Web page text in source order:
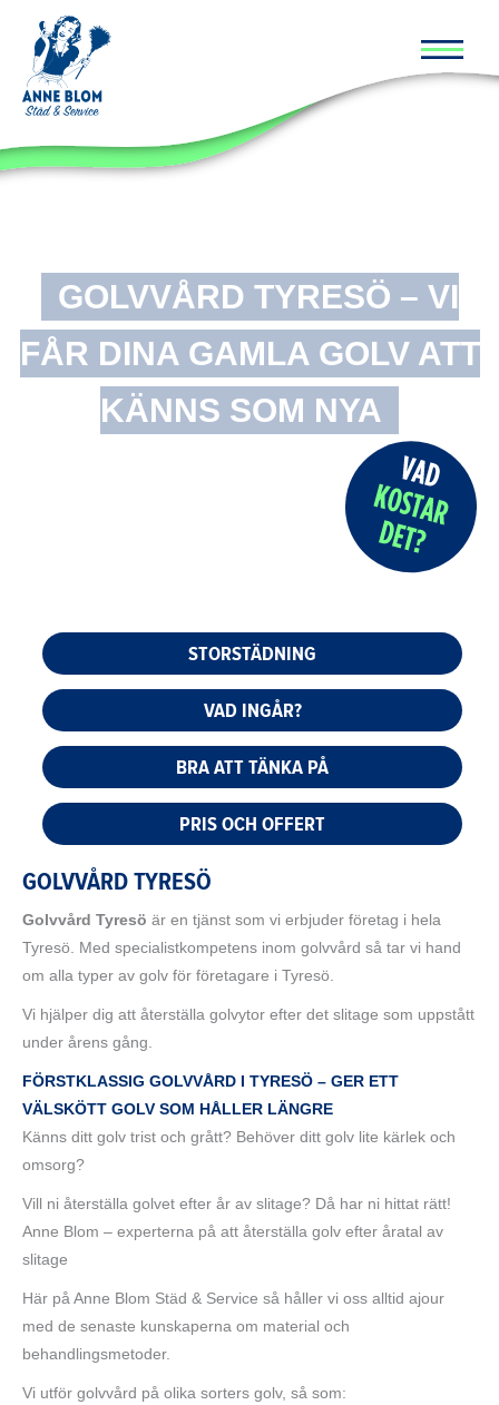
GOLVVÅRD TYRESÖ – VI
FÅR DINA GAMLA GOLV ATT
KÄNNS SOM NYA
STORSTÄDNING
VAD INGÅR?
BRA ATT TÄNKA PÅ
PRIS OCH OFFERT
GOLVVÅRD TYRESÖ
Golvvård Tyresö är en tjänst som vi erbjuder företag i hela
Tyresö. Med specialistkompetens inom golvvård så tar vi hand
om alla typer av golv för företagare i Tyresö.
Vi hjälper dig att återställa golvytor efter det slitage som uppstått
under årens gång.
FÖRSTKLASSIG GOLVVÅRD I TYRESÖ – GER ETT
VÄLSKÖTT GOLV SOM HÅLLER LÄNGRE
Känns ditt golv trist och grått? Behöver ditt golv lite kärlek och
omsorg?
Vill ni återställa golvet efter år av slitage? Då har ni hittat rätt!
Anne Blom – experterna på att återställa golv efter åratal av
slitage
Här på Anne Blom Städ & Service så håller vi oss alltid ajour
med de senaste kunskaperna om material och
behandlingsmetoder.
Vi utför golvvård på olika sorters golv, så som: